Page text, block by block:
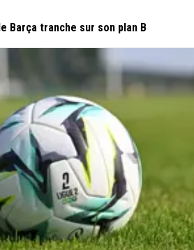
Barça tranche sur son plan B